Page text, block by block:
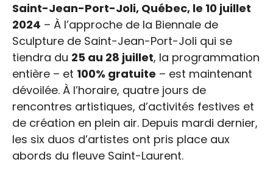
Saint-Jean-Port-Joli, Québec, le 10 juillet
2024 – À l’approche de la Biennale de
Sculpture de Saint-Jean-Port-Joli qui se
tiendra du 25 au 28 juillet, la programmation
entière – et 100% gratuite – est maintenant
dévoilée. À l’horaire, quatre jours de
rencontres artistiques, d’activités festives et
de création en plein air. Depuis mardi dernier,
les six duos d’artistes ont pris place aux
abords du fleuve Saint-Laurent.